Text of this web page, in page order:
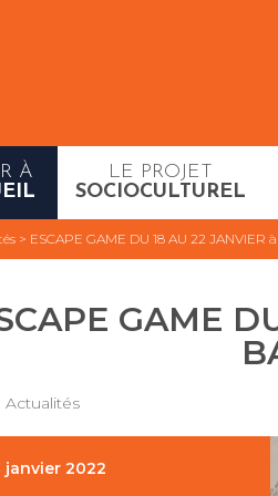
À
LE PROJET
SOCIOCULTUREL
> ESCAPE GAME DU 18 AU 22 JANVIER
GAME
Actualités
janvier 2022